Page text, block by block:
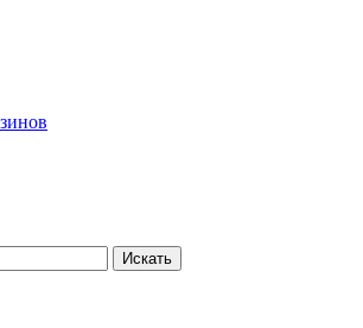
Искать